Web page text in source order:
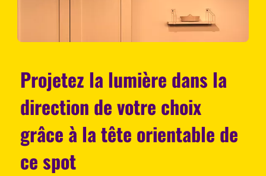
Projetez la lumière dans la
direction de votre choix
grâce à la tête orientable de
ce spot